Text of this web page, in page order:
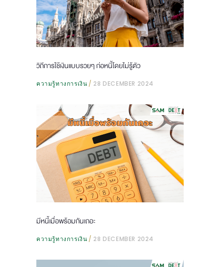
วิถีการใช้เงินแบบรวยๆ ก่อหนี้โดยไม่รู้ตัว
ความรู้ทางการเงิน 28 DECEMBER 2024
มีหนี้เมื่อพร้อมกันเถอะ
ความรู้ทางการเงิน 28 DECEMBER 2024